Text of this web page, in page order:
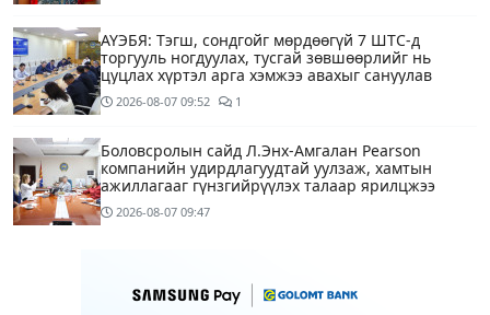
АҮЭБЯ: Тэгш, сондгойг мөрдөөгүй 7 ШТС-д
торгууль ногдуулах, тусгай зөвшөөрлийг нь
цуцлах хүртэл арга хэмжээ авахыг сануулав
2026-08-07 09:52 1
Боловсролын сайд Л.Энх-Амгалан Pearson
компанийн удирдлагуудтай уулзаж, хамтын
ажиллагааг гүнзгийрүүлэх талаар ярилцжээ
2026-08-07 09:47
Улаанбаатарт 29 хэм дулаан байна
3 цагийн өмнө